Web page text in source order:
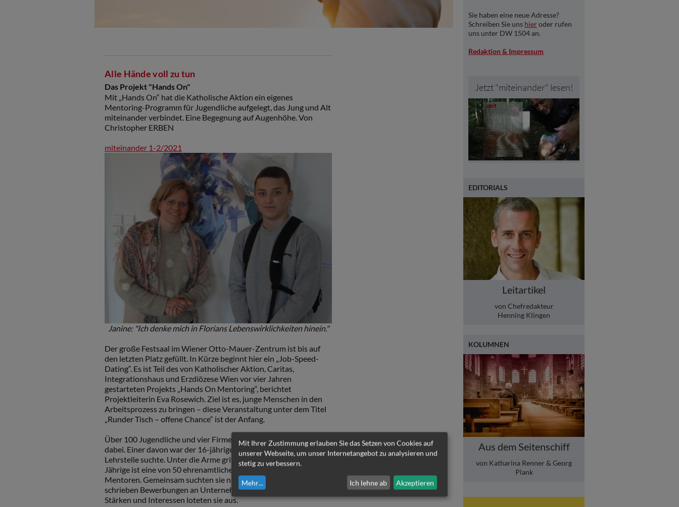
Sie haben eine neue Adresse?
Schreiben Sie uns hier oder rufen
uns unter DW 1504 an.
Redaktion & Impressum
Jetzt "miteinander" lesen!
EDITORIALS
Leitartikel
von Chefredakteur
Henning Klingen
KOLUMNEN
Aus dem Seitenschiff
von Katharina Renner & Georg
Plank
Alle Hände voll zu tun
Das Projekt "Hands On"
Mit „Hands On“ hat die Katholische Aktion ein eigenes
Mentoring-Programm für Jugendliche aufgelegt, das Jung und Alt
miteinander verbindet. Eine Begegnung auf Augenhöhe. Von
Christopher ERBEN
miteinander 1-2/2021
Janine: "Ich denke mich in Florians Lebenswirklichkeiten hinein."
Der große Festsaal im Wiener Otto-Mauer-Zentrum ist bis auf
den letzten Platz gefüllt. In Kürze beginnt hier ein „Job-Speed-
Dating“. Es ist Teil des von Katholischer Aktion, Caritas,
Integrationshaus und Erzdiözese Wien vor vier Jahren
gestarteten Projekts „Hands On Mentoring“, berichtet
Projektleiterin Eva Rosewich. Ziel ist es, junge Menschen in den
Arbeitsprozess zu bringen – diese Veranstaltung unter dem Titel
„Runder Tisch – offene Chance“ ist der Anfang.
Über 100 Jugendliche und vier Firmen waren beim letzten Mal
dabei. Einer davon war der 16-jährige Florian, der nach einer
Lehrstelle suchte. Unter die Arme griff ihm dabei Janine. Die 40-
Jährige ist eine von 50 ehrenamtlichen Mentorinnen und
Mentoren. Gemeinsam suchten sie nach passenden Lehrstellen,
schrieben Bewerbungen an Unternehmen. Auch seine Neigungen,
Stärken und Interessen loteten sie aus.
Mit Ihrer Zustimmung erlauben Sie das Setzen von Cookies auf
unserer Webseite, um unser Internetangebot zu analysieren und
stetig zu verbessern.
Mehr... Ich lehne ab Akzeptieren